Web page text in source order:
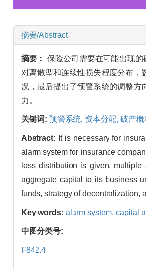
摘要/Abstract
摘要： 保险公司需要在可能出现
对离散型和连续性损失程度分布
况，最后提出了预警系统的调整
力。
关键词: 预警系统, 资本分配, 破产概
Abstract: It is necessary for
alarm system for insurance
loss distribution is given,
aggregate capital to its business
funds, strategy of decentralization,
Key words: alarm system, capital
中图分类号:
F842.4